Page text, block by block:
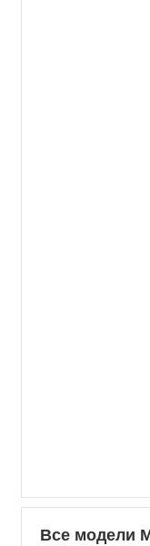
Все модели